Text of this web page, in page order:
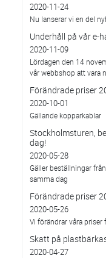
2020-11-24
Nu lanserar vi en del
Underhåll på vår e-
2020-11-09
Lördagen den 14
vår webbshop att vara
Förändrade priser
2020-10-01
Gällande kopparkablar
Stockholmsturen,
dag!
2020-05-28
Gäller beställningar
samma dag
Förändrade priser
2020-05-26
Vi förändrar våra priser
Skatt på
2020-04-27